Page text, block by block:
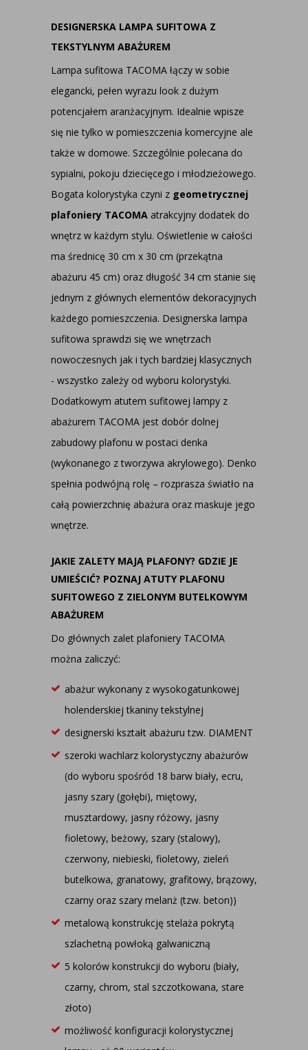
DESIGNERSKA LAMPA SUFITOWA Z
TEKSTYLNYM ABAŻUREM
Lampa sufitowa TACOMA łączy w sobie
elegancki, pełen wyrazu look z dużym
potencjałem aranżacyjnym. Idealnie wpisze
się nie tylko w pomieszczenia komercyjne ale
także w domowe. Szczególnie polecana do
sypialni, pokoju dziecięcego i młodzieżowego.
Bogata kolorystyka czyni z geometrycznej
plafoniery TACOMA atrakcyjny dodatek do
wnętrz w każdym stylu. Oświetlenie w całości
ma średnicę 30 cm x 30 cm (przekątna
abażuru 45 cm) oraz długość 34 cm stanie się
jednym z głównych elementów dekoracyjnych
każdego pomieszczenia. Designerska lampa
sufitowa sprawdzi się we wnętrzach
nowoczesnych jak i tych bardziej klasycznych
- wszystko zależy od wyboru kolorystyki.
Dodatkowym atutem sufitowej lampy z
abażurem TACOMA jest dobór dolnej
zabudowy plafonu w postaci denka
(wykonanego z tworzywa akrylowego). Denko
spełnia podwójną rolę – rozprasza światło na
całą powierzchnię abażura oraz maskuje jego
wnętrze.
JAKIE ZALETY MAJĄ PLAFONY? GDZIE JE
UMIEŚCIĆ? POZNAJ ATUTY PLAFONU
SUFITOWEGO Z ZIELONYM BUTELKOWYM
ABAŻUREM
Do głównych zalet plafoniery TACOMA
można zaliczyć:
abażur wykonany z wysokogatunkowej
holenderskiej tkaniny tekstylnej
designerski kształt abażuru tzw. DIAMENT
szeroki wachlarz kolorystyczny abażurów
(do wyboru spośród 18 barw biały, ecru,
jasny szary (gołębi), miętowy,
musztardowy, jasny różowy, jasny
fioletowy, beżowy, szary (stalowy),
czerwony, niebieski, fioletowy, zieleń
butelkowa, granatowy, grafitowy, brązowy,
czarny oraz szary melanż (tzw. beton))
metalową konstrukcję stelaża pokrytą
szlachetną powłoką galwaniczną
5 kolorów konstrukcji do wyboru (biały,
czarny, chrom, stal szczotkowana, stare
złoto)
możliwość konfiguracji kolorystycznej